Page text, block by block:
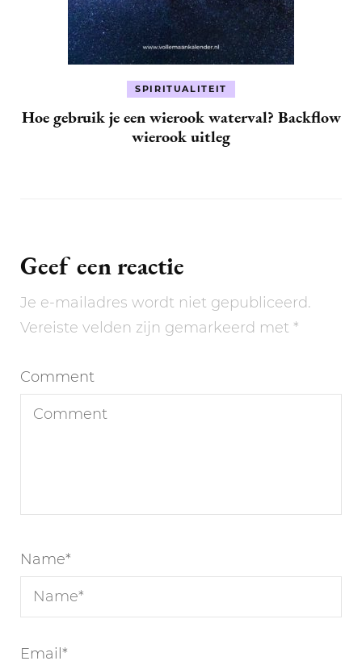
SPIRITUALITEIT
Hoe gebruik je een wierook waterval? Backflow
wierook uitleg
Geef een reactie
Je e-mailadres wordt niet gepubliceerd.
Vereiste velden zijn gemarkeerd met *
Comment
Name*
Email *